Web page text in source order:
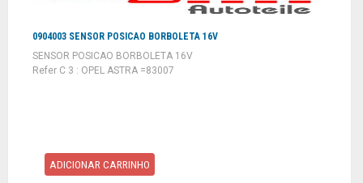
0904003 SENSOR POSICAO BORBOLETA 16V
SENSOR POSICAO BORBOLETA 16V
Refer C 3 : OPEL ASTRA =83007
ADICIONAR CARRINHO